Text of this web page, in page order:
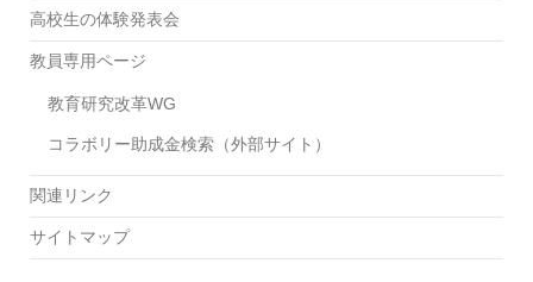
高校生の体験発表会
教員専用ページ
教育研究改革WG
コラボリー助成金検索（外部サイト）
関連リンク
サイトマップ